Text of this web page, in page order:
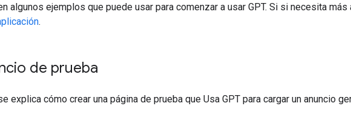
algunos ejemplos que puede usar para comenzar a usar GPT. Si si necesita más
.
de prueba
explica cómo crear una página de prueba que Usa GPT para cargar un anuncio